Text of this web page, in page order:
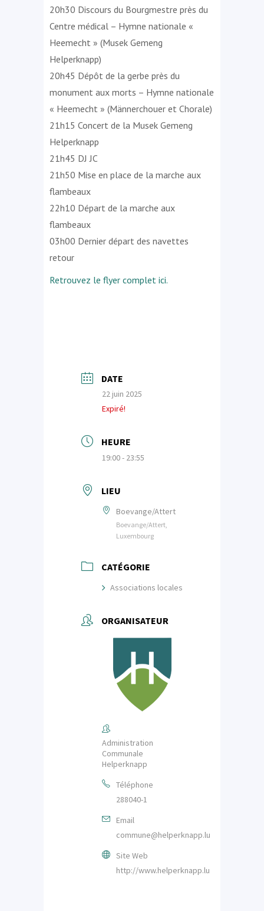
20h30 Discours du Bourgmestre près du
Centre médical – Hymne nationale «
Heemecht » (Musek Gemeng
Helperknapp)
20h45 Dépôt de la gerbe près du
monument aux morts – Hymne nationale
« Heemecht » (Männerchouer et Chorale)
21h15 Concert de la Musek Gemeng
Helperknapp
21h45 DJ JC
21h50 Mise en place de la marche aux
flambeaux
22h10 Départ de la marche aux
flambeaux
03h00 Dernier départ des navettes
retour
Retrouvez le flyer complet ici.
DATE
22 juin 2025
Expiré!
HEURE
19:00 - 23:55
LIEU
Boevange/Attert
Boevange/Attert,
Luxembourg
CATÉGORIE
Associations locales
ORGANISATEUR
Administration
Communale
Helperknapp
Téléphone
288040-1
Email
commune@helperknapp.lu
Site Web
http://www.helperknapp.lu